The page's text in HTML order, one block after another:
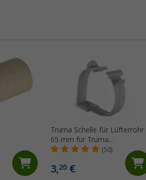
Truma Schelle für Lüfterrohr
65 mm für Truma
Kaltluftrohre
(50)
3,20 €